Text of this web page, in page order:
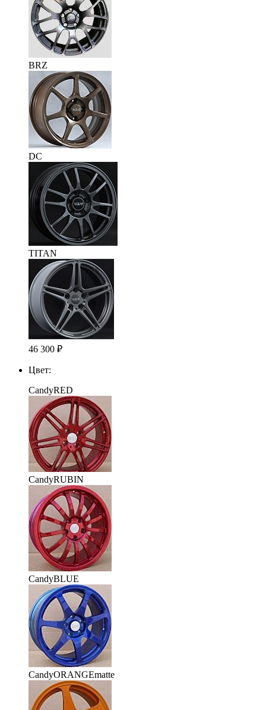
BRZ
DC
TITAN
46 300 ₽
Цвет:
CandyRED
CandyRUBIN
CandyBLUE
CandyORANGEmatte